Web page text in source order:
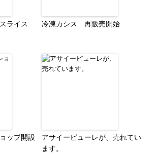
スライス
冷凍カシス 再販売開始
ップ開設
アサイーピューレが、売れてい
ます。